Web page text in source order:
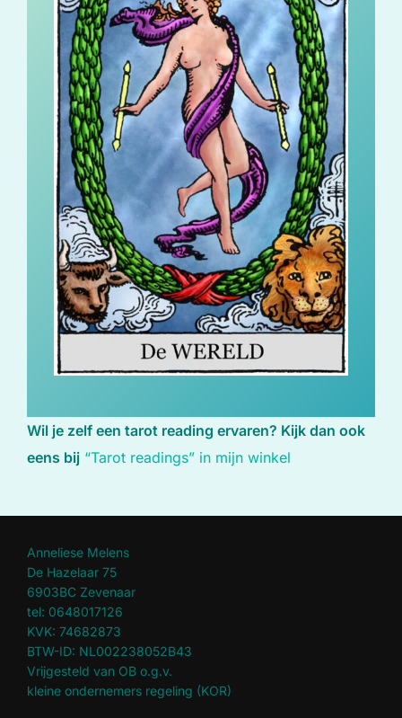
Wil je zelf een tarot reading ervaren? Kijk dan ook
eens bij “Tarot readings” in mijn winkel
Anneliese Melens
De Hazelaar 75
6903BC Zevenaar
tel: 0648017126
KVK: 74682873
BTW-ID: NL002238052B43
Vrijgesteld van OB o.g.v.
kleine ondernemers regeling (KOR)